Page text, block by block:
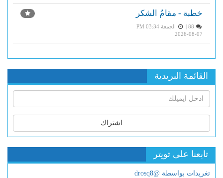
خطبة - مقامُ الشكر
الجمعة PM 03:34
2026-08-07
القائمة البريدية
اشتراك
تابعنا على تويتر
تغريدات بواسطة @drosq8